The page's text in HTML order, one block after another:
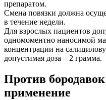
препаратом.
Смена повязки должна
в течение недели.
Для взрослых пациентов
одномоментно наносимой
концентрации на
допустимая доза – 2 грамма.
Против
применение